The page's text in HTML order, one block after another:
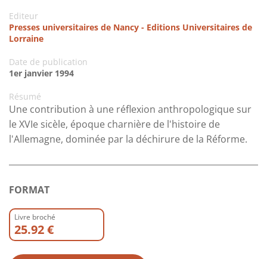
Editeur
Presses universitaires de Nancy - Editions Universitaires de
Lorraine
Date de publication
1er janvier 1994
Résumé
Une contribution à une réflexion anthropologique sur
le XVIe sicèle, époque charnière de l'histoire de
l'Allemagne, dominée par la déchirure de la Réforme.
FORMAT
Livre broché
25.92 €